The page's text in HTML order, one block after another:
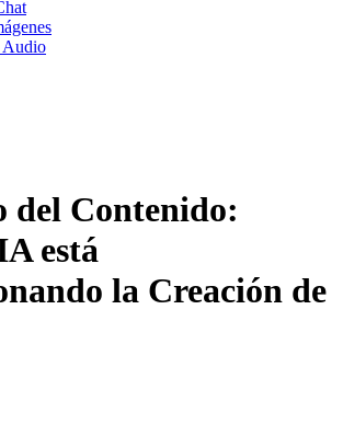
Audio
del Contenido:
está
la Creación de